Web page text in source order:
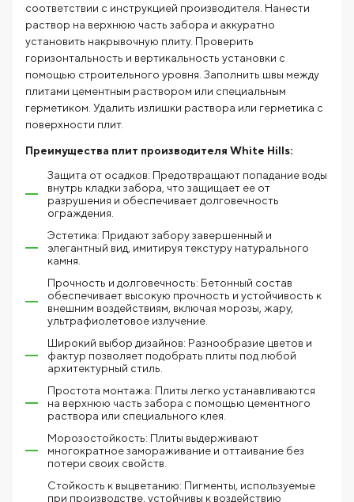
соответствии с инструкцией производителя. Нанести
раствор на верхнюю часть забора и аккуратно
установить накрывочную плиту. Проверить
горизонтальность и вертикальность установки с
помощью строительного уровня. Заполнить швы между
плитами цементным раствором или специальным
герметиком. Удалить излишки раствора или герметика с
поверхности плит.
Преимущества плит производителя White Hills:
Защита от осадков: Предотвращают попадание воды
внутрь кладки забора, что защищает ее от
разрушения и обеспечивает долговечность
ограждения.
Эстетика: Придают забору завершенный и
элегантный вид, имитируя текстуру натурального
камня.
Прочность и долговечность: Бетонный состав
обеспечивает высокую прочность и устойчивость к
внешним воздействиям, включая морозы, жару,
ультрафиолетовое излучение.
Широкий выбор дизайнов: Разнообразие цветов и
фактур позволяет подобрать плиты под любой
архитектурный стиль.
Простота монтажа: Плиты легко устанавливаются
на верхнюю часть забора с помощью цементного
раствора или специального клея.
Морозостойкость: Плиты выдерживают
многократное замораживание и оттаивание без
потери своих свойств.
Стойкость к выцветанию: Пигменты, используемые
при производстве, устойчивы к воздействию